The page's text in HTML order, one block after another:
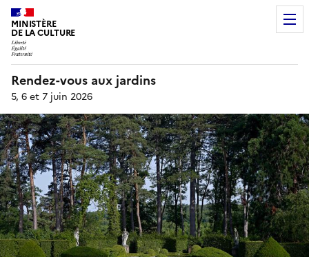
MINISTÈRE
DE LA CULTURE
Rendez-vous aux jardins
5, 6 et 7 juin 2026